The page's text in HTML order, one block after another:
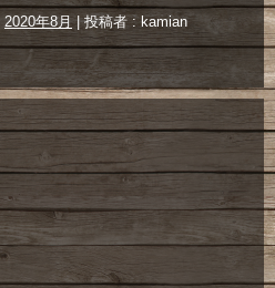
2020年8月 |投稿者 : kamian